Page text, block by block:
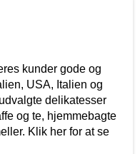
kunder gode og
USA, Italien og
delikatesser
og te, hjemmebagte
Klik her for at se